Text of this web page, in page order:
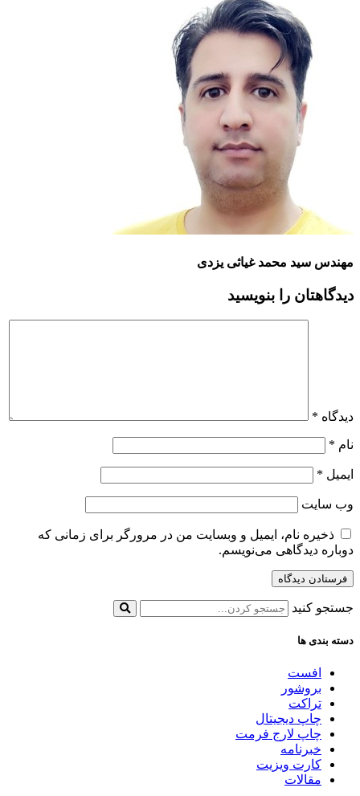
مهندس سید محمد غیاثی یزدی
دیدگاهتان را بنویسید
دیدگاه *
نام *
ایمیل *
وب‌ سایت
ذخیره نام، ایمیل و وبسایت من در مرورگر برای زمانی که
دوباره دیدگاهی می‌نویسم.
جستجو کنید
دسته بندی ها
افست
بروشور
تراکت
چاپ دیجیتال
چاپ لارج فرمت
خبرنامه
کارت ویزیت
مقالات